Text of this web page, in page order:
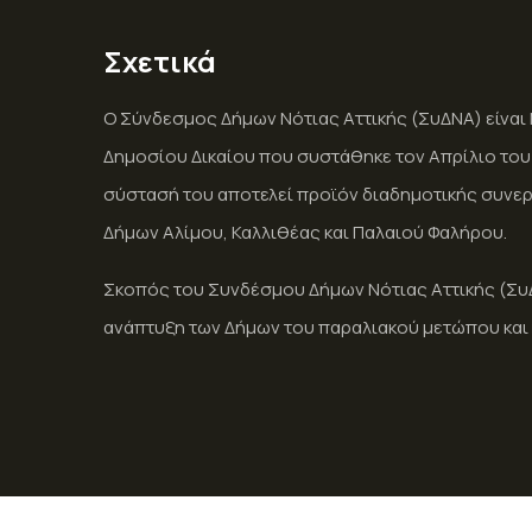
Σχετικά
Ο Σύνδεσμος Δήμων Νότιας Αττικής (ΣυΔΝΑ)
Δημοσίου Δικαίου που συστάθηκε τον Απρίλιο του
σύστασή του αποτελεί προϊόν διαδημοτικής
Δήμων Αλίμου, Καλλιθέας και Παλαιού Φαλήρου.
Σκοπός του Συνδέσμου Δήμων Νότιας Αττικής
ανάπτυξη των Δήμων του παραλιακού μετώπου